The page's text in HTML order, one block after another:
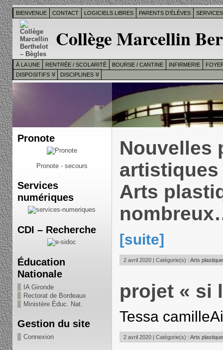
BIENVENUE CONTACT LOGICIELS LIBRES PARENTS D’ÉLÈVES
Collège Marcellin
À LA UNE RENTRÉE / SCOLARITÉ BOURSE / CANTINE INFIRMERIE
DISPOSITIFS
DISCIPLINES
Pronote
Pronote - secours
Services
numériques
CDI – Recherche
Éducation
Nationale
IA Gironde
Rectorat de Bordeaux
Ministère Éduc. Nat.
Gestion du site
Connexion
Nouvelles
Arts
[suite]
2 avril 2020 | Catégorie(s) : Arts
projet «
Tessa
2 avril 2020 | Catégorie(s) : Arts